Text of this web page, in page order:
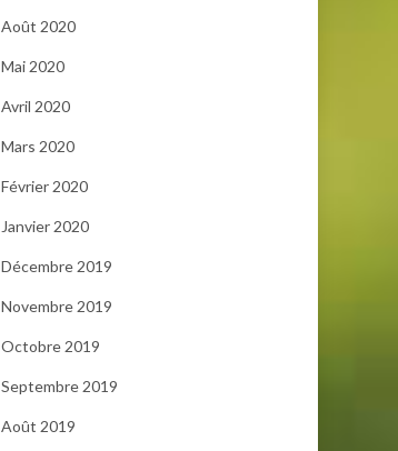
Août 2020
Mai 2020
Avril 2020
Mars 2020
Février 2020
Janvier 2020
Décembre 2019
Novembre 2019
Octobre 2019
Septembre 2019
Août 2019